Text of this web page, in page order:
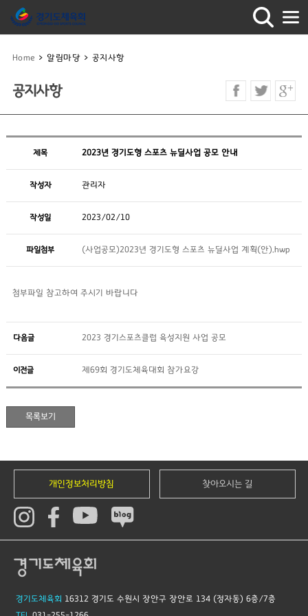
Home > 알림마당 > 공지사항
공지사항
제목 2023년 경기도형 스포츠 뉴딜사업 공모 안내
작성자 관리자
작성일 2023/02/10
파일첨부 (사업공모)2023년 경기도형 스포츠 뉴딜사업 계획(안).hwp
첨부파일 참고하여 주시기 바랍니다
다음글 2023 경기스포츠클럽 육성지원 사업 공모
이전글 제69회 경기도체육대회 참가요강
개인정보처리방침 찾아오시는 길
경기도체육회 16312 경기도 수원시 장안구 장안로 134 (정자동) 6층/7층